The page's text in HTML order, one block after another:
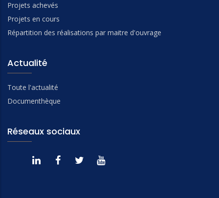
Projets achevés
Projets en cours
Répartition des réalisations par maitre d'ouvrage
Actualité
Toute l'actualité
Documenthèque
Réseaux sociaux